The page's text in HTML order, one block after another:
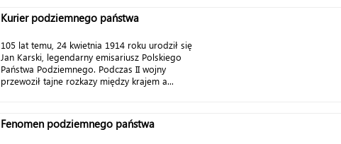
Kurier podziemnego państwa
105 lat temu, 24 kwietnia 1914 roku urodził się
Jan Karski, legendarny emisariusz Polskiego
Państwa Podziemnego. Podczas II wojny
przewoził tajne rozkazy między krajem a...
Fenomen podziemnego państwa